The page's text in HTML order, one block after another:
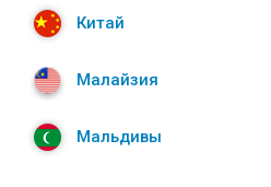
Китай
Малайзия
Мальдивы